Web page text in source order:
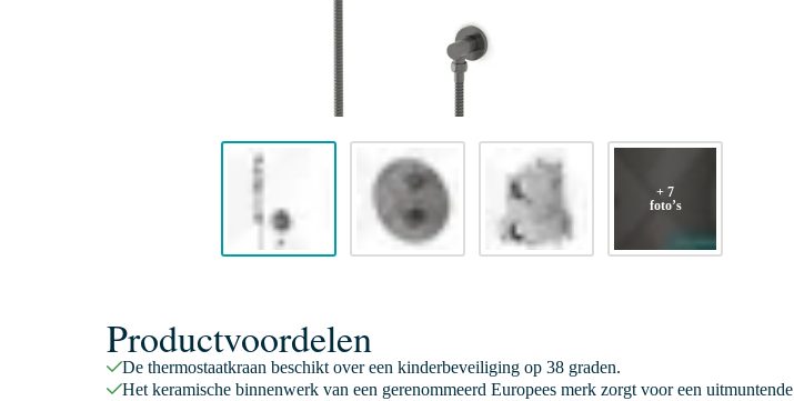
+ 7
foto’s
Productvoordelen
De thermostaatkraan beschikt over een kinderbeveiliging op 38 graden.
Het keramische binnenwerk van een gerenommeerd Europees merk zorgt voor een uitmuntende